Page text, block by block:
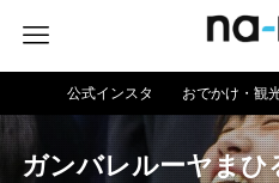
公式インスタ おでかけ・観
ガンバレルーヤまひ